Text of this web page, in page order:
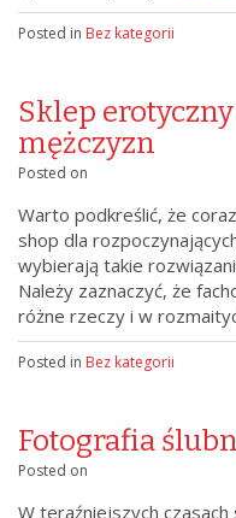
Posted in Bez kategorii
Sklep
mężczyzn
Posted on
Warto podkreślić, że
shop dla
wybierają takie
Należy zaznaczyć, że
różne rzeczy i w
Posted in Bez kategorii
Fotografia
Posted on
W teraźniejszych